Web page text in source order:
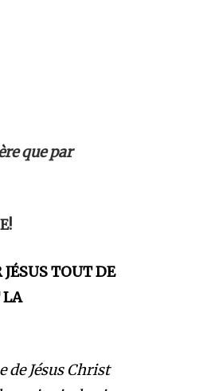
que par
TOUT DE
LA
de Jésus Christ